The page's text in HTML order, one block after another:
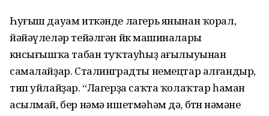
Һуғыш дауам иткәнде лагерь янынан ҡорал,
йәйәүлеләр тейәлгән йөк машиналары
көнсығышҡа табан туҡтауһыҙ ағылыуынан
самалайҙар. Сталинградты немецтар алғандыр,
тип уйлайҙар. “Лагерҙа саҡта ҡолаҡтар һаман
асылмай, бер нәмә ишетмәһәм дә, бөтөн нәмәне